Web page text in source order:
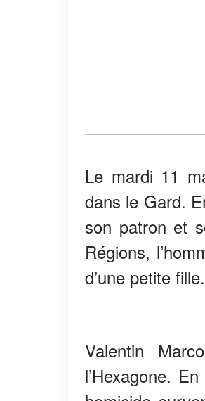
Le mardi 11
dans le Gard.
son patron et
Régions,
d’une petite fille.
Valentin
l’Hexagone.